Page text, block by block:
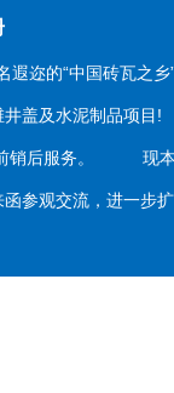
的“中国砖瓦之乡
井盖及水泥制品项
销后服务。 现本
函参观交流，进一